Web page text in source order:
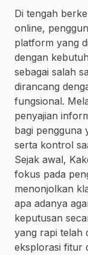
Di tengah
online,
platform yang
dengan
sebagai salah
dirancang
fungsional.
penyajian
bagi pengguna
serta kontrol
Sejak awal,
fokus pada
menonjolkan
apa adanya
keputusan
yang rapi telah
eksplorasi fitur